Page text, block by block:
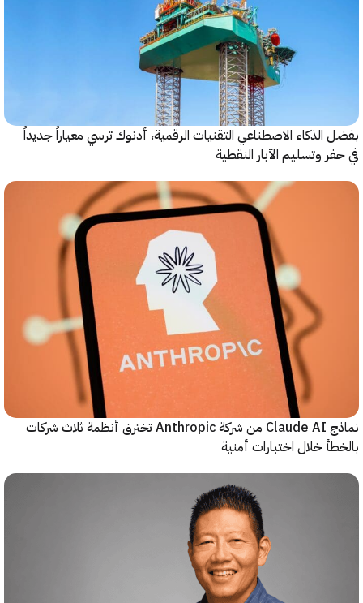
الاصطناعي التقنيات الرقمية، أدنوك ترسي معياراً جديداً
وتسليم الآبار النقطية
نماذج Claude AI من شركة Anthropic تخترق أنظمة ثلاث شركات
خلال اختبارات أمنية